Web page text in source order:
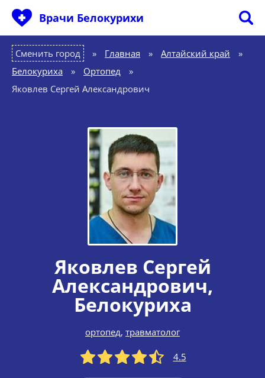
Врачи Белокурихи
Сменить город Главная » Алтайский край
»
Белокуриха
» Ортопед
»
Яковлев Сергей Александрович
Яковлев Сергей
Александрович,
Белокуриха
ортопед, травматолог
4.5